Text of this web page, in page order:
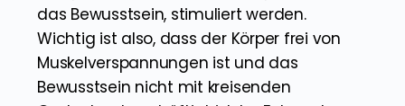
das Bewusstsein, stimuliert werden.
Wichtig ist also, dass der Körper frei von
Muskelverspannungen ist und das
Bewusstsein nicht mit kreisenden